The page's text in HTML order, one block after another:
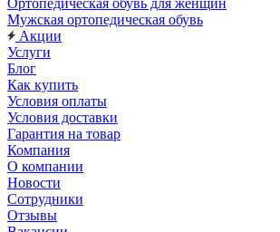
Ортопедическая обувь для женщин
Мужская ортопедическая обувь
Акции
Услуги
Блог
Как купить
Условия оплаты
Условия доставки
Гарантия на товар
Компания
О компании
Новости
Сотрудники
Отзывы